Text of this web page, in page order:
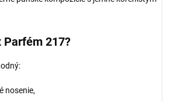
Parfém 217?
nosenie,